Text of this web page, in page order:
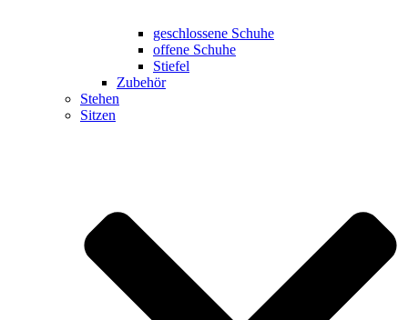
geschlossene Schuhe
offene Schuhe
Stiefel
Zubehör
Stehen
Sitzen